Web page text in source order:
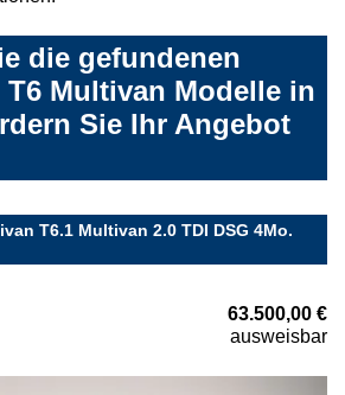
die gefundenen
T6 Multivan Modelle in
Sie Ihr Angebot
T6.1 Multivan 2.0 TDI DSG 4Mo.
63.500,00 €
ausweisbar